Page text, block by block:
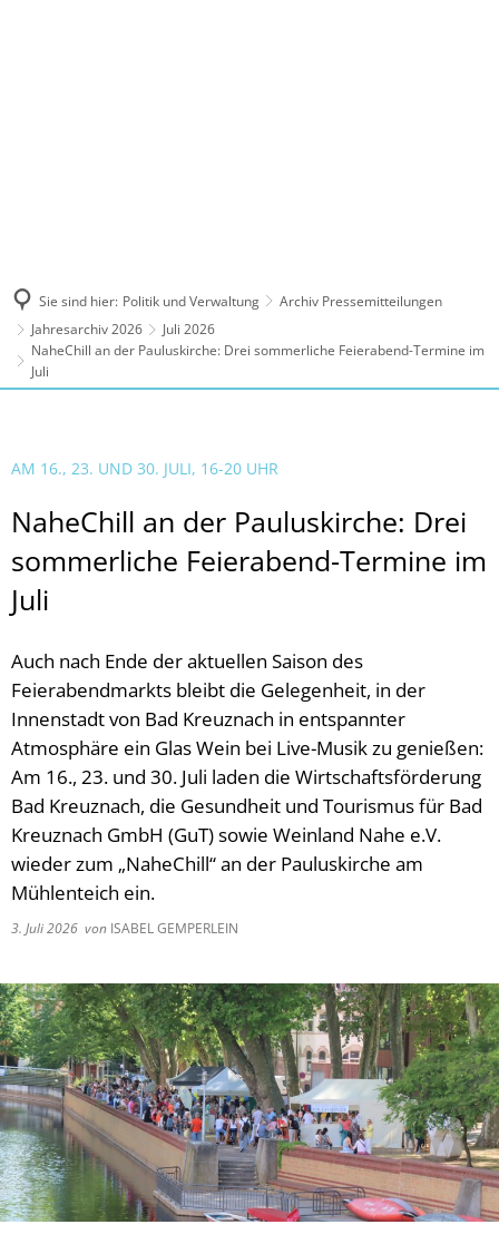
Sie sind hier: Politik und Verwaltung
Archiv Pressemitteilungen
Jahresarchiv 2026
Juli 2026
NaheChill an der Pauluskirche: Drei sommerliche Feierabend-Termine im
Juli
AM 16., 23. UND 30. JULI, 16-20 UHR
NaheChill an der Pauluskirche: Drei
sommerliche Feierabend-Termine im
Juli
Auch nach Ende der aktuellen Saison des
Feierabendmarkts bleibt die Gelegenheit, in der
Innenstadt von Bad Kreuznach in entspannter
Atmosphäre ein Glas Wein bei Live-Musik zu genießen:
Am 16., 23. und 30. Juli laden die Wirtschaftsförderung
Bad Kreuznach, die Gesundheit und Tourismus für Bad
Kreuznach GmbH (GuT) sowie Weinland Nahe e.V.
wieder zum „NaheChill“ an der Pauluskirche am
Mühlenteich ein.
3. Juli 2026 von ISABEL GEMPERLEIN